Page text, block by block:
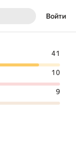
Войти
41
10
9